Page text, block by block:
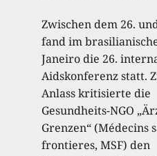
Zwischen dem 26.
fand im
Janeiro die 26.
Aidskonferenz statt.
Anlass kritisierte die
Gesundheits-NGO
Grenzen“ (Médecins
frontieres, MSF) den